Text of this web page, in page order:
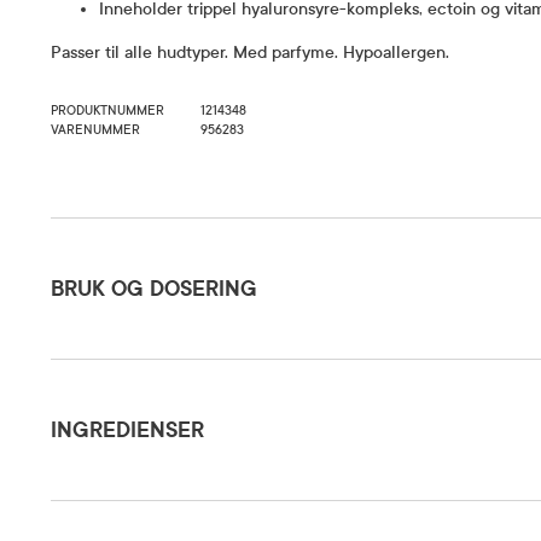
Inneholder trippel hyaluronsyre-kompleks, ectoin og
Passer til alle hudtyper. Med parfyme. Hypoallergen.
PRODUKTNUMMER
1214348
VARENUMMER
956283
BRUK OG DOSERING
INGREDIENSER